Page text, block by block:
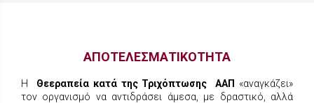
ΑΠΟΤΕΛΕΣΜΑΤΙΚΟΤΗΤΑ
Η Θεεραπεία κατά της Τριχόπτωσης ΑΑΠ
«αναγκάζει»
τον οργανισμό να αντιδράσει άμεσα, με δραστικό, αλλά